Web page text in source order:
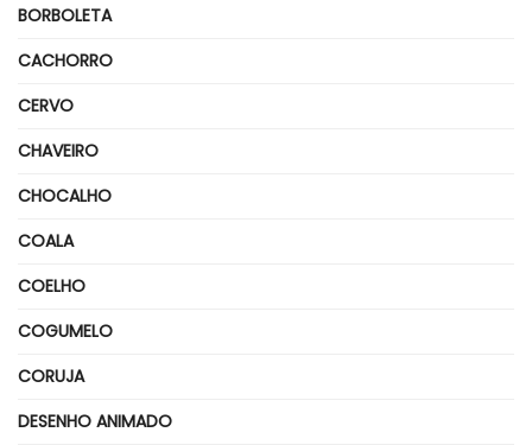
BORBOLETA
CACHORRO
CERVO
CHAVEIRO
CHOCALHO
COALA
COELHO
COGUMELO
CORUJA
DESENHO ANIMADO